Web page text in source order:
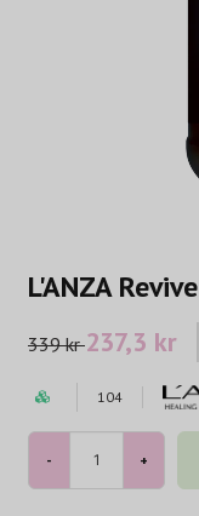
L'ANZA
339 kr237,3 kr
104
- +